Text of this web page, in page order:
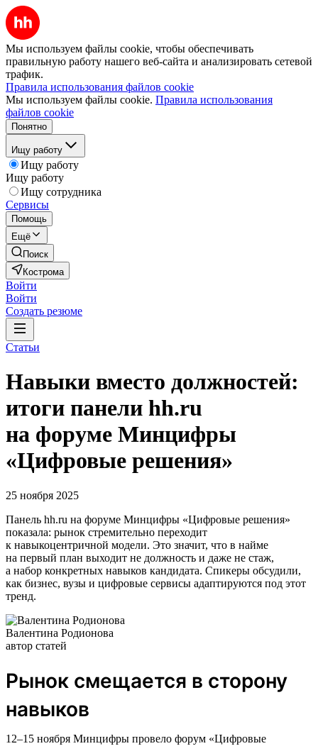
Мы используем файлы cookie, чтобы обеспечивать
правильную работу нашего веб-сайта и анализировать сетевой
трафик.
Правила использования файлов cookie
Мы используем файлы cookie. Правила использования
файлов cookie
Понятно
Ищу работу
Ищу работу
Ищу работу
Ищу сотрудника
Сервисы
Помощь
Ещё
Поиск
Кострома
Войти
Войти
Создать резюме
Статьи
Навыки вместо должностей:
итоги панели hh.ru
на форуме Минцифры
«Цифровые решения»
25 ноября 2025
Панель hh.ru на форуме Минцифры «Цифровые решения»
показала: рынок стремительно переходит
к навыкоцентричной модели. Это значит, что в найме
на первый план выходит не должность и даже не стаж,
а набор конкретных навыков кандидата. Спикеры обсудили,
как бизнес, вузы и цифровые сервисы адаптируются под этот
тренд.
Валентина Родионова
автор статей
Рынок смещается в сторону
навыков
12–15 ноября Минцифры провело форум «Цифровые